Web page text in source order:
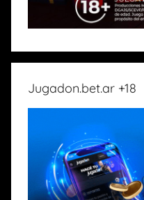
Jugadon.bet.ar +18